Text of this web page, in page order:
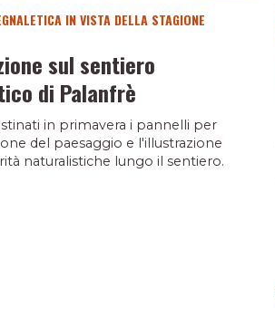
IN VISTA DELLA STAGIONE
sul sentiero
di Palanfrè
in primavera i pannelli per
del paesaggio e l'illustrazione
naturalistiche lungo il sentiero.